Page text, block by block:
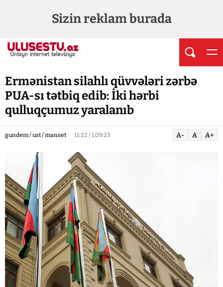
Sizin reklam burada
Ermənistan silahlı qüvvələri zərbə
PUA-sı tətbiq edib: İki hərbi
qulluqçumuz yaralanıb
gundem / ust / manset 11:22 | 1.09.23 A- A A+